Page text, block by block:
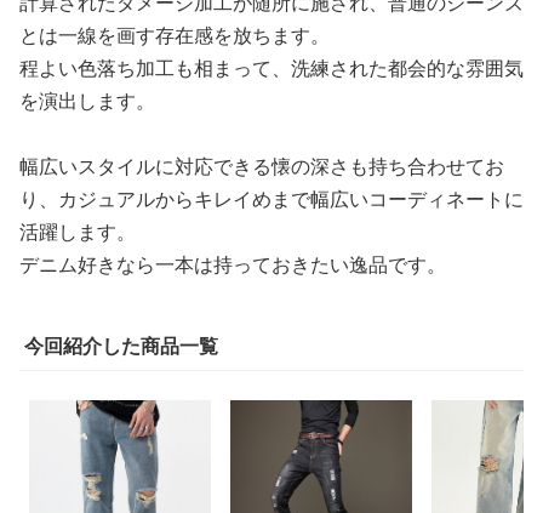
とは一線を画す存在感を放ちます。
程よい色落ち加工も相まって、洗練された都会的な雰囲気
を演出します。
幅広いスタイルに対応できる懐の深さも持ち合わせてお
り、カジュアルからキレイめまで幅広いコーディネートに
活躍します。
デニム好きなら一本は持っておきたい逸品です。
今回紹介した商品一覧